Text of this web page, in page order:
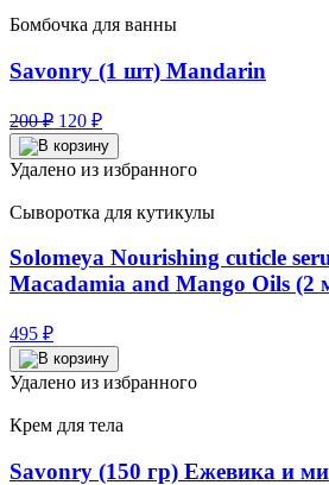
Бомбочка для ванны
Savonry (1 шт) Mandarin
200₽ Первоначальная
цена
составляла
120 ₽Текущая
цена:
120 ₽.
Удалено из избранного
Сыворотка для кутикулы
Solomeya Nourishing cuticle
Macadamia and Mango Oils (2
495 ₽
Удалено из избранного
Крем для тела
Savonry (150 гр) Ежевика и